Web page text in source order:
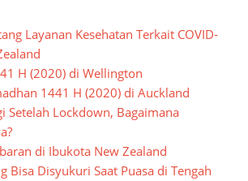
Layanan Kesehatan Terkait COVID-
H (2020) di Wellington
1441 H (2020) di Auckland
Setelah Lockdown, Bagaimana
di Ibukota New Zealand
Bisa Disyukuri Saat Puasa di Tengah